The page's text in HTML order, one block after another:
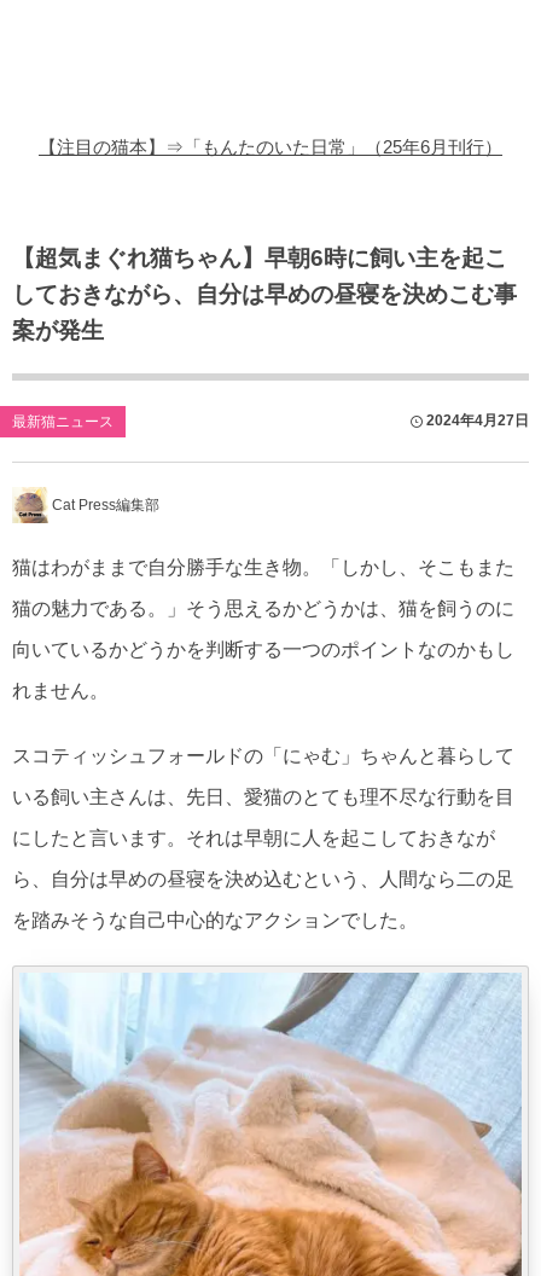
【注目の猫本】⇒「もんたのいた日常」（25年6月刊行）
【超気まぐれ猫ちゃん】早朝6時に飼い主を起こ
しておきながら、自分は早めの昼寝を決めこむ事
案が発生
最新猫ニュース 2024年4月27日
Cat Press編集部
猫はわがままで自分勝手な生き物。「しかし、そこもまた
猫の魅力である。」そう思えるかどうかは、猫を飼うのに
向いているかどうかを判断する一つのポイントなのかもし
れません。
スコティッシュフォールドの「にゃむ」ちゃんと暮らして
いる飼い主さんは、先日、愛猫のとても理不尽な行動を目
にしたと言います。それは早朝に人を起こしておきなが
ら、自分は早めの昼寝を決め込むという、人間なら二の足
を踏みそうな自己中心的なアクションでした。
猫のゲーム・アプリ